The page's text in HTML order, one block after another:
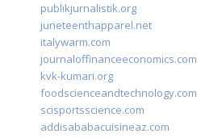
publikjurnalistik.org
juneteenthapparel.net
italywarm.com
journaloffinanceeconomics.com
kvk-kumari.org
foodscienceandtechnology.com
scisportsscience.com
addisababacuisineaz.com